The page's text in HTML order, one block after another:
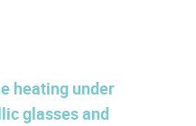
heating under
glasses and